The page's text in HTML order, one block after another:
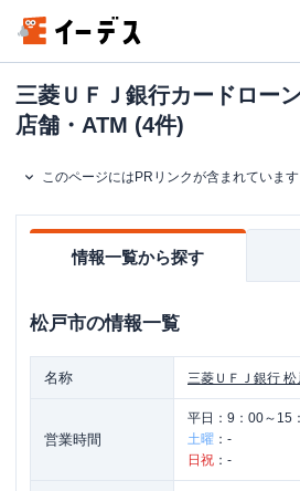
三菱ＵＦＪ銀行カードロー
店舗・ATM (4件)
このページにはPRリンクが含まれています
情報一覧から探す
松戸市の情報一覧
名称 三菱ＵＦＪ銀行 松
営業時間
平日： 9：00～15
土曜 ： -
日祝 ： -